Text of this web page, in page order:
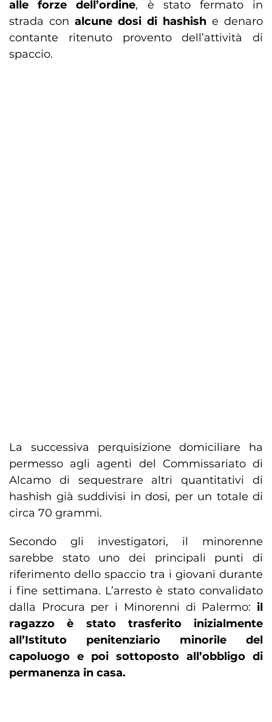
alle forze dell’ordine, è stato fermato in
strada con alcune dosi di hashish e denaro
contante ritenuto provento dell’attività di
spaccio.
La successiva perquisizione domiciliare ha
permesso agli agenti del Commissariato di
Alcamo di sequestrare altri quantitativi di
hashish già suddivisi in dosi, per un totale di
circa 70 grammi.
Secondo gli investigatori, il minorenne
sarebbe stato uno dei principali punti di
riferimento dello spaccio tra i giovani durante
i fine settimana. L’arresto è stato convalidato
dalla Procura per i Minorenni di Palermo: il
ragazzo è stato trasferito inizialmente
all’Istituto penitenziario minorile del
capoluogo e poi sottoposto all’obbligo di
permanenza in casa.